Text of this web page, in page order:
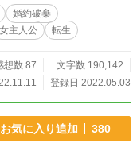
はずの彼
と【勇者の遺物】に邂逅し
願いを引き継ぐことにな
婚約破棄
女主人公 転生
想数 87
文字数 190,142
登録日 2022.05.03
お気に入り追加 380